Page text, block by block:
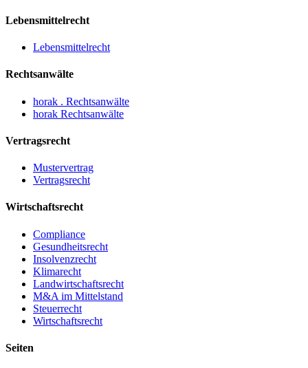
Lebensmittelrecht
Lebensmittelrecht
Rechtsanwälte
horak . Rechtsanwälte
horak Rechtsanwälte
Vertragsrecht
Mustervertrag
Vertragsrecht
Wirtschaftsrecht
Compliance
Gesundheitsrecht
Insolvenzrecht
Klimarecht
Landwirtschaftsrecht
M&A im Mittelstand
Steuerrecht
Wirtschaftsrecht
Seiten